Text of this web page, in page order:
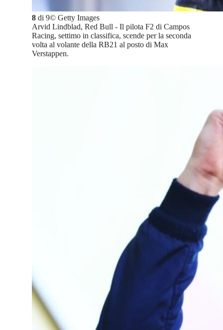
8 di 9© Getty Images
Arvid Lindblad, Red Bull - Il pilota F2 di Campos
Racing, settimo in classifica, scende per la seconda
volta al volante della RB21 al posto di Max
Verstappen.